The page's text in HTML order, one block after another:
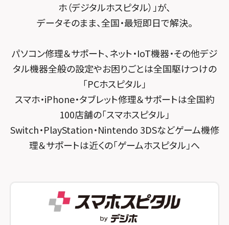
スマホスピタル千葉
スマホスピタル 大森
スマホスピタル練馬
スマホスピタル 神田
スマホスピタル三軒茶屋
スマホスピタル秋葉原
スマホスピタル 自由が丘
スマホスピタルオリナス錦糸町
スマホスピタル京都河原町
スマホスピタル宇治槙島
スマホスピタル烏丸
スマホスピタル 京都宇治
スマホスピタル 福知山
スマホスピタル神戸三宮
スマホスピタル by デジホ 姫路キャスパ
スマホスピタル伊丹
ホ（デジタルホスピタル）」が、
データそのまま、全国・最短即日で解決。
パソコン修理＆サポート、ネット・IoT機器・その他デジ
タル機器全般の設定やお困りごとは全国駆けつけの
「PCホスピタル」
スマホ・iPhone・タブレット修理＆サポートは全国約
100店舗の「スマホスピタル」
Switch・PlayStation・Nintendo 3DSなどゲーム機修
理＆サポートは近くの「ゲームホスピタル」へ